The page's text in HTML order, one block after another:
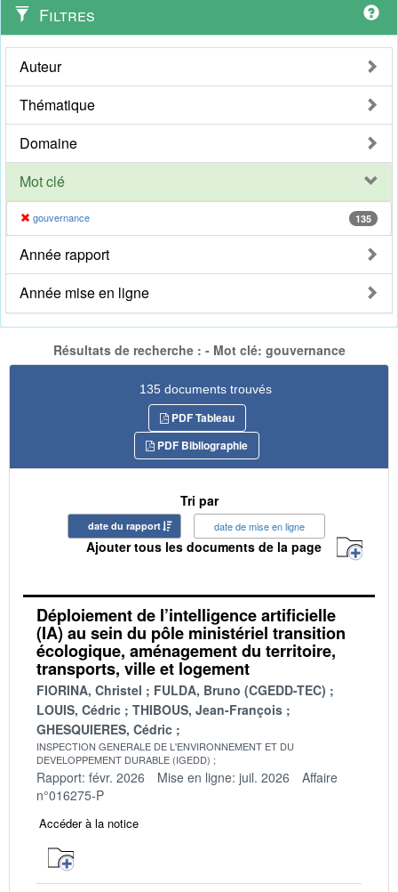
Filtres
Auteur
Thématique
Domaine
Mot clé
gouvernance 135
Année rapport
Année mise en ligne
Résultats de recherche : - Mot clé: gouvernance
135 documents trouvés
PDF Tableau
PDF Bibliographie
Tri par
date du rapport date de mise en ligne
Ajouter tous les documents de la page
Déploiement de l’intelligence artificielle
(IA) au sein du pôle ministériel transition
écologique, aménagement du territoire,
transports, ville et logement
FIORINA, Christel
FULDA, Bruno (CGEDD-TEC)
LOUIS, Cédric
THIBOUS, Jean-François
GHESQUIERES, Cédric
INSPECTION GENERALE DE L'ENVIRONNEMENT ET DU
DEVELOPPEMENT DURABLE (IGEDD)
Rapport: févr. 2026 Mise en ligne: juil. 2026
Affaire
n°016275-P
Accéder à la notice